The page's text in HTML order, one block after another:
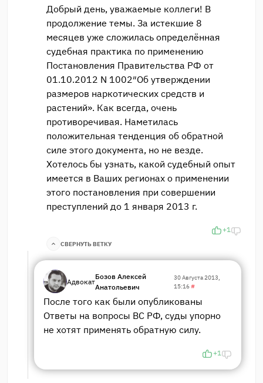
Добрый день, уважаемые коллеги! В
продолжение темы. За истекшие 8
месяцев уже сложилась определённая
судебная практика по применению
Постановления Правительства РФ от
01.10.2012 N 1002″Об утверждении
размеров наркотических средств и
растений». Как всегда, очень
противоречивая. Наметилась
положительная тенденция об обратной
силе этого документа, но не везде.
Хотелось бы узнать, какой судебный опыт
имеется в Ваших регионах о применении
этого постановления при совершении
преступлений до 1 января 2013 г.
+1
СВЕРНУТЬ ВЕТКУ
Адвокат
Бозов Алексей
Анатольевич
30 Августа 2013,
15:16#
После того как были опубликованы
Ответы на вопросы ВС РФ, суды упорно
не хотят применять обратную силу.
+1